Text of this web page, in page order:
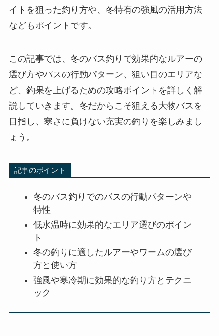
イトを狙った釣り方や、冬特有の強風の活用方法
などもポイントです。
この記事では、冬のバス釣りで効果的なルアーの
選び方やバスの行動パターン、狙い目のエリアな
ど、釣果を上げるための攻略ポイントを詳しく解
説していきます。冬だからこそ狙える大物バスを
目指し、寒さに負けない充実の釣りを楽しみまし
ょう。
記事のポイント
冬のバス釣りでのバスの行動パターンや
特性
低水温時に効果的なエリア選びのポイン
ト
冬の釣りに適したルアーやワームの選び
方と使い方
強風や寒冷期に効果的な釣り方とテクニ
ック